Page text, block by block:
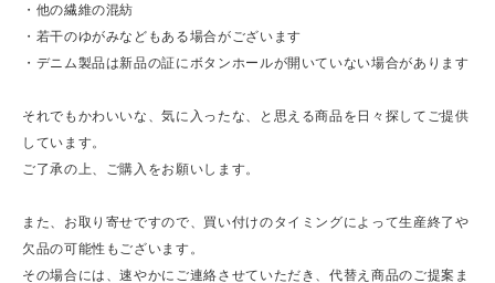
・他の繊維の混紡
・若干のゆがみなどもある場合がございます
・デニム製品は新品の証にボタンホールが開いていない場合があります
それでもかわいいな、気に入ったな、と思える商品を日々探してご提供
しています。
ご了承の上、ご購入をお願いします。
また、お取り寄せですので、買い付けのタイミングによって生産終了や
欠品の可能性もございます。
その場合には、速やかにご連絡させていただき、代替え商品のご提案ま